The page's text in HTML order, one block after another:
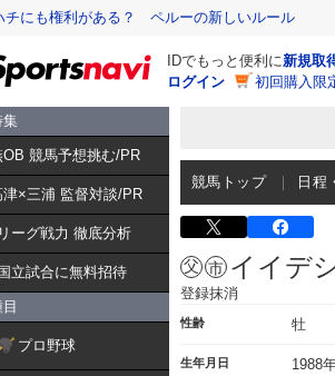
チにも権利がある？ ペルーの新しいルール
IDでもっと便利に新規取
ログイン
初回購入限
集
OB 競馬予想挑む/PR
津×三浦 監督対談/PR
ーグ戦力 徹底分析
立試合に無料招待
プロ野球
競馬トップ 日程
イイデ
登録抹消
性齢 牡
生年月日 1988